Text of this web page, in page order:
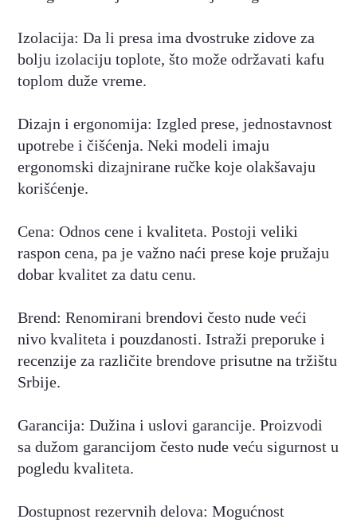
Izolacija: Da li presa ima dvostruke zidove za
bolju izolaciju toplote, što može održavati kafu
toplom duže vreme.
Dizajn i ergonomija: Izgled prese, jednostavnost
upotrebe i čišćenja. Neki modeli imaju
ergonomski dizajnirane ručke koje olakšavaju
korišćenje.
Cena: Odnos cene i kvaliteta. Postoji veliki
raspon cena, pa je važno naći prese koje pružaju
dobar kvalitet za datu cenu.
Brend: Renomirani brendovi često nude veći
nivo kvaliteta i pouzdanosti. Istraži preporuke i
recenzije za različite brendove prisutne na tržištu
Srbije.
Garancija: Dužina i uslovi garancije. Proizvodi
sa dužom garancijom često nude veću sigurnost u
pogledu kvaliteta.
Dostupnost rezervnih delova: Mogućnost